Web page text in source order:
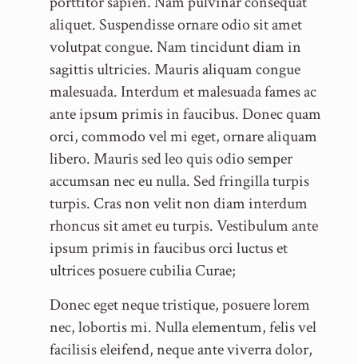
aliquet. Suspendisse ornare odio sit amet
volutpat congue. Nam tincidunt diam in
sagittis ultricies. Mauris aliquam congue
malesuada. Interdum et malesuada fames ac
ante ipsum primis in faucibus. Donec quam
orci, commodo vel mi eget, ornare aliquam
libero. Mauris sed leo quis odio semper
accumsan nec eu nulla. Sed fringilla turpis
turpis. Cras non velit non diam interdum
rhoncus sit amet eu turpis. Vestibulum ante
ipsum primis in faucibus orci luctus et
ultrices posuere cubilia Curae;
Donec eget neque tristique, posuere lorem
nec, lobortis mi. Nulla elementum, felis vel
facilisis eleifend, neque ante viverra dolor,